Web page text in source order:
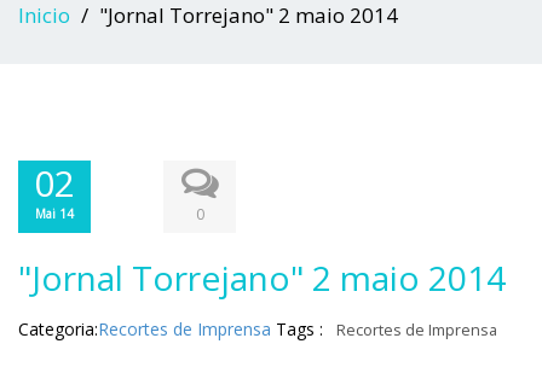
Inicio "Jornal Torrejano" 2 maio 2014
02
Mai 14 0
"Jornal Torrejano" 2 maio 2014
Categoria:Recortes de Imprensa Tags : Recortes de Imprensa